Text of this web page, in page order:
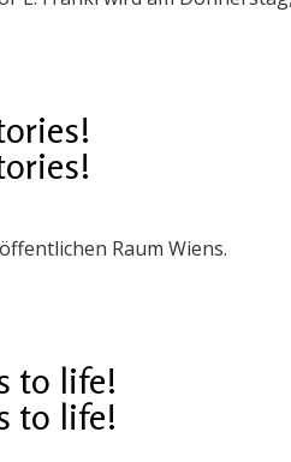
Raum Wiens.
to life!
to life!